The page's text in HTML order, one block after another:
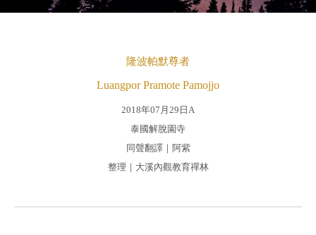
隆波帕默尊者
Luangpor Pramote Pamojjo
2018年07月29日A
泰國解脫園寺
同聲翻譯｜阿紫
整理｜大溪內觀教育禪林